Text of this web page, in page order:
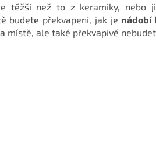
těžší než to z keramiky, nebo
budete překvapeni, jak je nádobí
místě, ale také překvapivě